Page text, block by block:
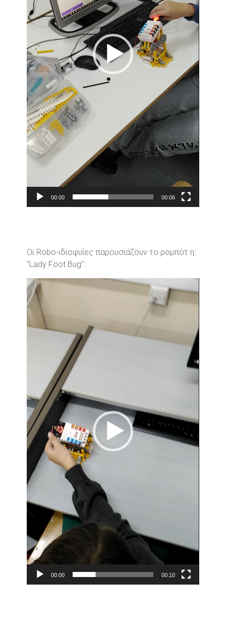
00:00 00:06
Οι Robo-ιδιοφυΐες παρουσιάζουν το ρομπότ η:
"Lady Foot Bug":
Video
Player
00:00 00:10